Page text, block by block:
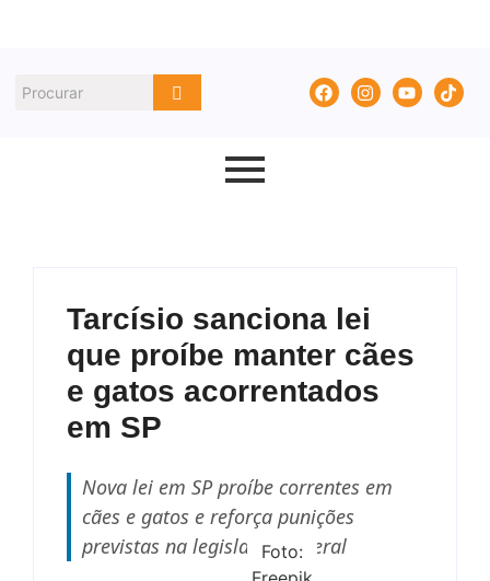
Tarcísio sanciona lei
que proíbe manter cães
e gatos acorrentados
em SP
Nova lei em SP proíbe correntes em
cães e gatos e reforça punições
previstas na legislação federal
Foto: